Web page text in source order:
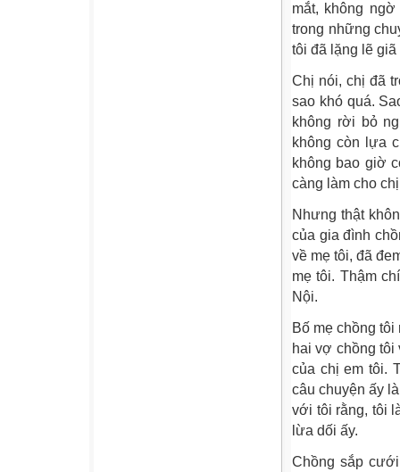
mắt, không
trong những
tôi đã lặng lẽ
Chị nói, chị đã
sao khó quá.
không rời bỏ
không còn lựa
không bao giờ
càng làm cho
Nhưng thật
của gia đình
về mẹ tôi, đã
mẹ tôi. Thậm
Nội.
Bố mẹ chồng
hai vợ chồng tôi
của chị em tôi.
câu chuyện ấy
với tôi rằng, tôi
lừa dối ấy.
Chồng sắp